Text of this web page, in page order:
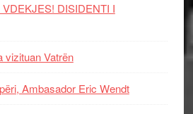
DISIDENTI I
vizituan Vatrën
Ambasador Eric Wendt